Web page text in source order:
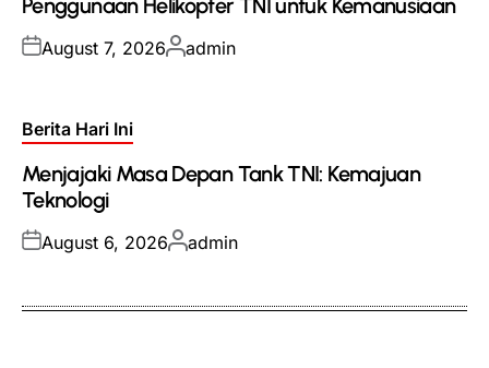
Penggunaan Helikopter TNI untuk Kemanusiaan
Posted
August 7, 2026Posted
admin
Posted
Berita Hari Ini
Menjajaki Masa Depan Tank TNI: Kemajuan
Teknologi
Posted
August 6, 2026Posted
admin